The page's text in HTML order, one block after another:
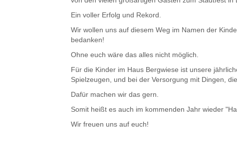
Ein voller Erfolg und Rekord.
Wir wollen uns auf diesem Weg im Namen der
bedanken!
Ohne euch wäre das alles nicht möglich.
Für die Kinder im Haus Bergwiese ist unsere
Spielzeugen, und bei der Versorgung mit Dingen,
Dafür machen wir das gern.
Somit heißt es auch im kommenden Jahr wieder
Wir freuen uns auf euch!